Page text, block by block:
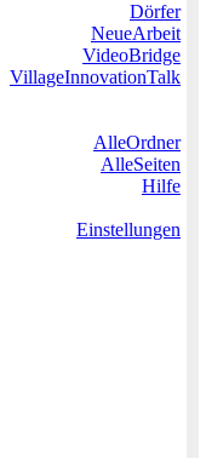
Dörfer
NeueArbeit
VideoBridge
VillageInnovationTalk
AlleOrdner
AlleSeiten
Hilfe
Einstellungen